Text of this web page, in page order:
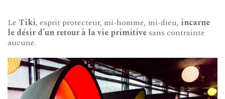
Le Tiki, esprit protecteur, mi-homme, mi-dieu, incarne
le désir d’un retour à la vie primitivesans contrainte
aucune.